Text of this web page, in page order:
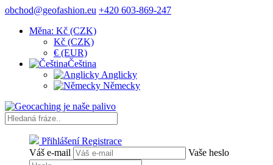
obchod@geofashion.eu +420 603-869-247
Měna: Kč (CZK)
Kč (CZK)
€ (EUR)
Čeština
Anglicky
Německy
Přihlášení Registrace
Váš e-mail
Vaše heslo